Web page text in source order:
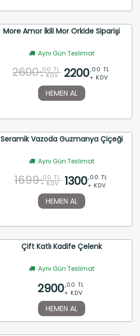
More Amor İkili Mor Orkide Siparişi
Aynı Gün Teslimat
2600 ,00 TL
+ KDV 2200,00 TL
+ KDV
HEMEN AL
Seramik Vazoda Guzmanya Çiçeği
Aynı Gün Teslimat
1699 ,00 TL
+ KDV 1300,00 TL
+ KDV
HEMEN AL
Çift Katlı Kadife Çelenk
Aynı Gün Teslimat
2900,00 TL
+ KDV
HEMEN AL